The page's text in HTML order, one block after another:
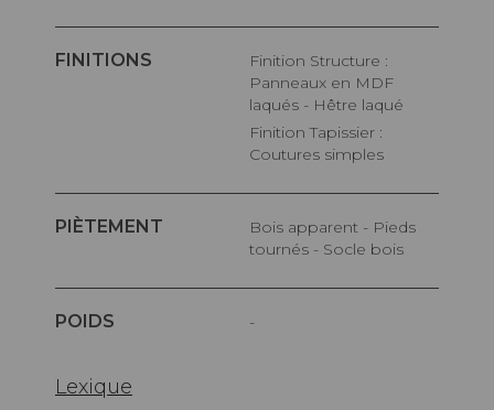
FINITIONS
Finition Structure :
Panneaux en MDF
laqués - Hêtre laqué
Finition Tapissier :
Coutures simples
PIÈTEMENT
Bois apparent - Pieds
tournés - Socle bois
POIDS -
Lexique